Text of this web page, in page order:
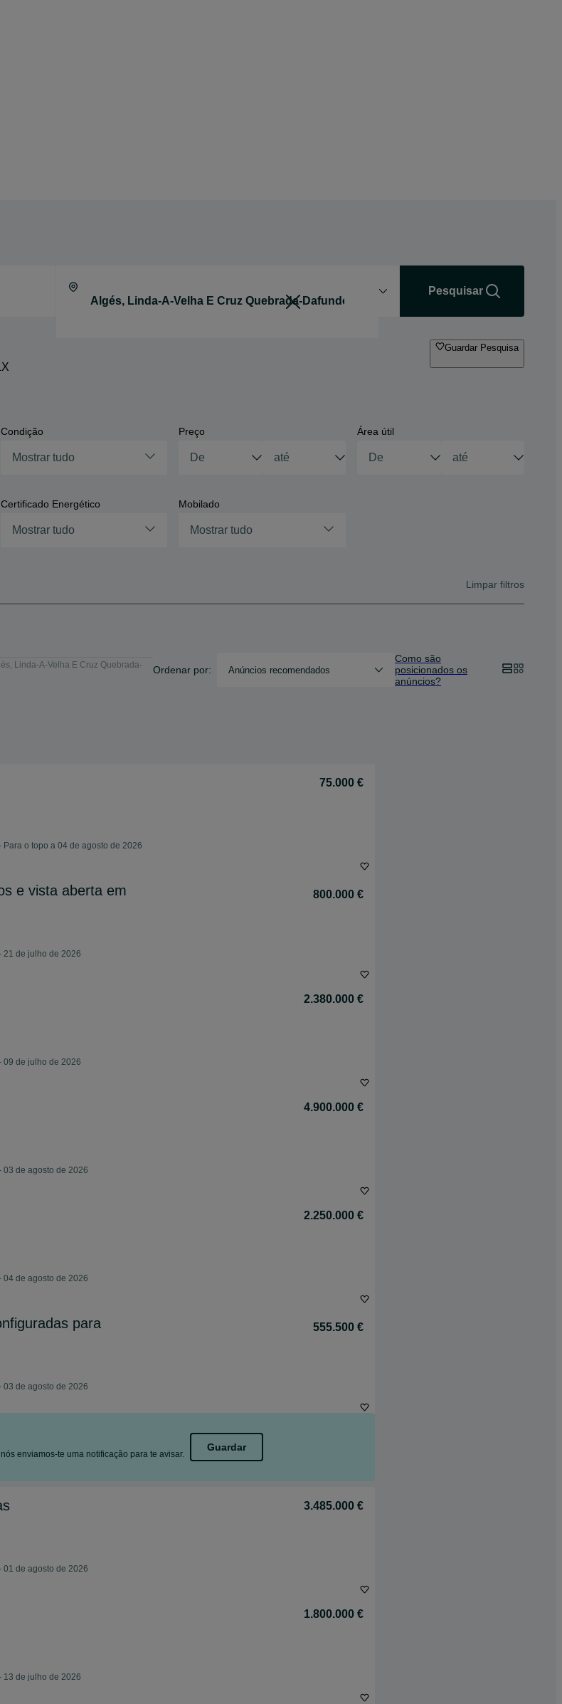
Pesquisar
Guardar Pesquisa
Condição
Mostrar tudo
Preço Área útil
Certificado Energético
Mostrar tudo
Mobilado
Mostrar tudo
Limpar filtros
Linda-A-Velha E Cruz Quebrada-
Ordenar por: Anúncios recomendados
Como são
posicionados os
anúncios?
75.000 €
o topo a 04 de agosto de 2026
e vista aberta em
800.000 €
21 de julho de 2026
2.380.000 €
09 de julho de 2026
4.900.000 €
03 de agosto de 2026
2.250.000 €
04 de agosto de 2026
para
555.500 €
03 de agosto de 2026
enviamos-te uma notificação para te avisar.
Guardar
3.485.000 €
01 de agosto de 2026
1.800.000 €
13 de julho de 2026